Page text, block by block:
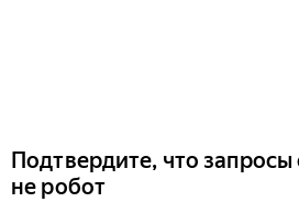
Подтвердите, что запросы
не робот